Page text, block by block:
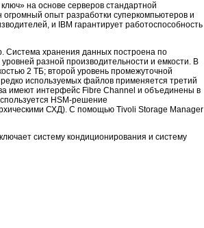
на основе серверов стандартной
опыт разработки суперкомпьютеров и
и IBM гарантирует работоспособность
Система хранения данных построена по
разной производительности и емкости. В
2 ТБ; второй уровень промежуточной
используемых файлов применяется третий
имеют интерфейс Fibre Channel и объединены в
HSM-решение
СХД). С помощью Tivoli Storage Manager
систему кондиционирования и систему